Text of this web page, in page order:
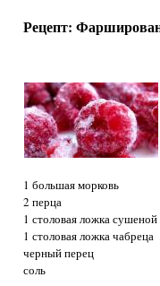
Рецепт:
1 большая морковь
2 перца
1 столовая ложка
1 столовая ложка чабреца
черный перец
соль